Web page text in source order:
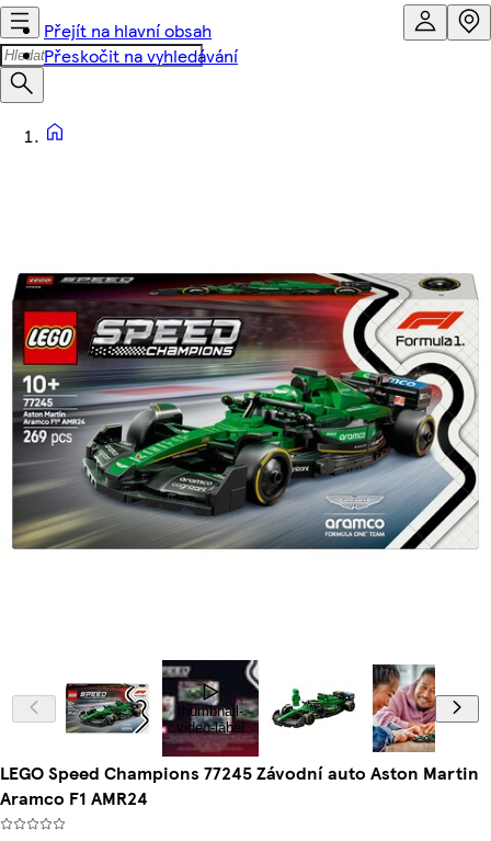
Přejít na hlavní obsah
Přeskočit na vyhledávání
thumbnail-
video-label
LEGO Speed Champions 77245 Závodní auto Aston Martin
Aramco F1 AMR24